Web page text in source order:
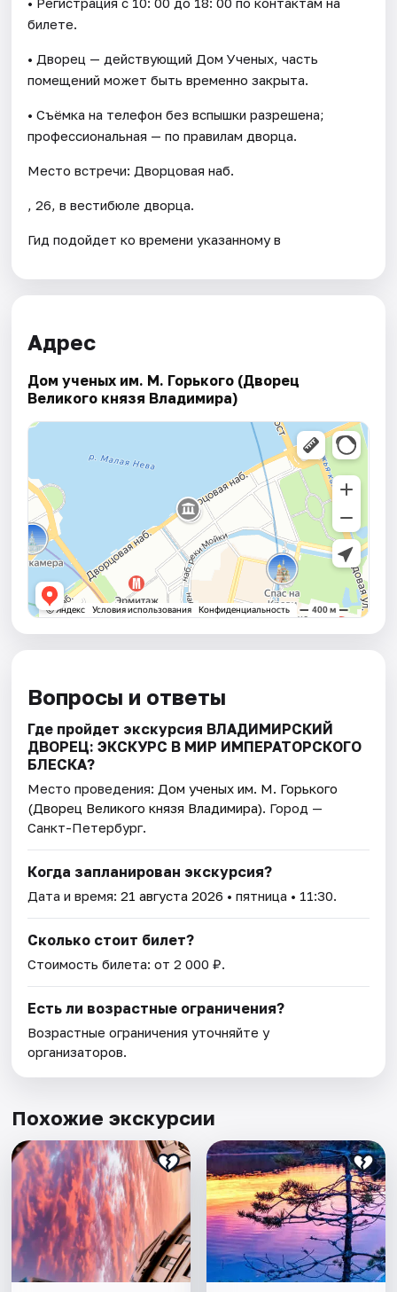
билете.
• Дворец — действующий Дом Ученых, часть
помещений может быть временно закрыта.
• Съёмка на телефон без вспышки разрешена;
профессиональная — по правилам дворца.
Место встречи: Дворцовая наб.
, 26, в вестибюле дворца.
Гид подойдет ко времени указанному в
Адрес
Дом ученых им. М. Горького (Дворец
Великого князя Владимира)
Вопросы и ответы
Где пройдет экскурсия ВЛАДИМИРСКИЙ
ДВОРЕЦ: ЭКСКУРС В МИР ИМПЕРАТОРСКОГО
БЛЕСКА?
Место проведения: Дом ученых им. М. Горького
(Дворец Великого князя Владимира). Город —
Санкт-Петербург.
Когда запланирован экскурсия?
Дата и время:21 августа 2026 • пятница • 11:30.
Сколько стоит билет?
Стоимость билета: от 2 000 ₽.
Есть ли возрастные ограничения?
Возрастные ограничения уточняйте у
организаторов.
Похожие экскурсии